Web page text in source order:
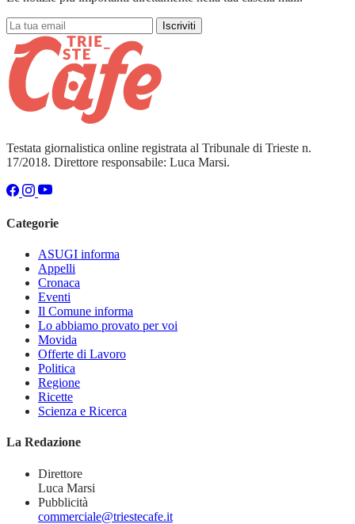
Iscriviti
Testata giornalistica online registrata al Tribunale di Trieste n.
17/2018. Direttore responsabile: Luca Marsi.
Categorie
ASUGI informa
Appelli
Cronaca
Eventi
Il Comune informa
Lo abbiamo provato per voi
Movida
Offerte di Lavoro
Politica
Regione
Ricette
Scienza e Ricerca
La Redazione
Direttore
Luca Marsi
Pubblicità
commerciale@triestecafe.it